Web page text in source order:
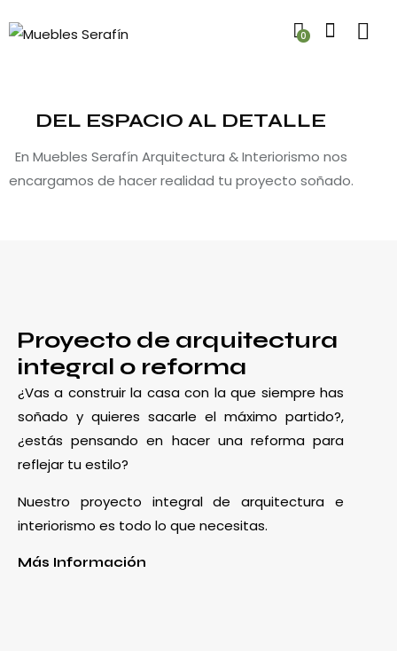
0
DEL ESPACIO AL DETALLE
En Muebles Serafín Arquitectura & Interiorismo nos
encargamos de hacer realidad tu proyecto soñado.
Proyecto de arquitectura
integral o reforma
¿Vas a construir la casa con la que siempre has
soñado y quieres sacarle el máximo partido?,
¿estás pensando en hacer una reforma para
reflejar tu estilo?
Nuestro proyecto integral de arquitectura e
interiorismo es todo lo que necesitas.
Más Información